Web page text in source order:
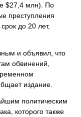
$27,4 млн). По
преступления
до 20 лет,
и объявил, что
обвинений,
издание.
политическим
которого также